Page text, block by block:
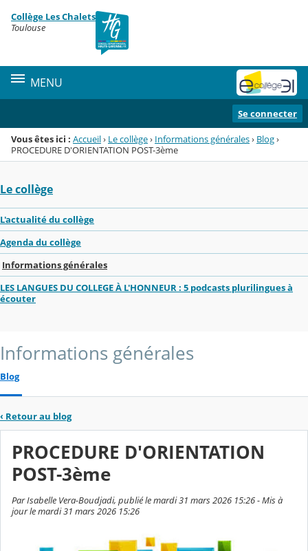
Menu de la rubrique
Contenu
Collège Les Chalets
Toulouse
MENU
Se connecter
Vous êtes ici : Accueil› Le collège› Informations générales› Blog›
PROCEDURE D'ORIENTATION POST-3ème
Le collège
L'actualité du collège
Agenda du collège
Informations générales
LES LANGUES DU COLLEGE À L'HONNEUR : 5 podcasts plurilingues à
écouter
Informations générales
Blog
‹ Retour au blog
PROCEDURE D'ORIENTATION
POST-3ème
Par Isabelle Vera-Boudjadi, publié le mardi 31 mars 2026 15:26 - Mis à
jour le mardi 31 mars 2026 15:26